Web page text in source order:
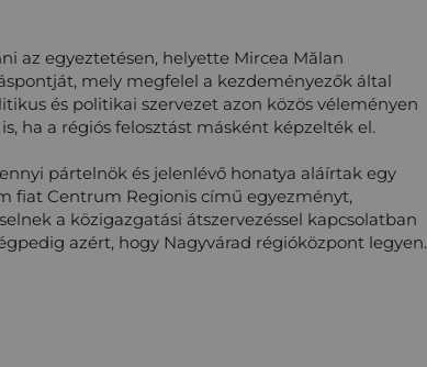
az egyeztetésen, helyette Mircea Mălan
mely megfelel a kezdeményezők által
és politikai szervezet azon közös véleményen
ha a régiós felosztást másként képzelték el.
pártelnök és jelenlévő honatya aláírtak egy
fiat Centrum Regionis című egyezményt,
a közigazgatási átszervezéssel kapcsolatban
azért, hogy Nagyvárad régióközpont legyen.